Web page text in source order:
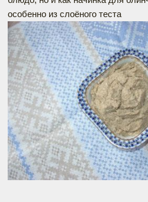
особенно из слоёного теста